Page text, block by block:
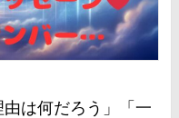
由は何だろう」「一